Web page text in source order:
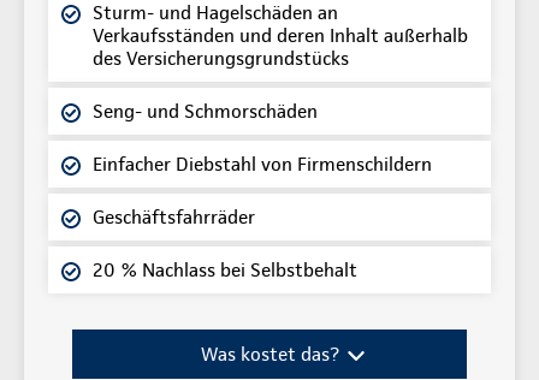
Sturm- und Hagelschäden an
Verkaufsständen und deren Inhalt außerhalb
des Versicherungsgrundstücks
Seng- und Schmorschäden
Einfacher Diebstahl von Firmenschildern
Geschäftsfahrräder
20 % Nachlass bei Selbstbehalt
Was kostet das?